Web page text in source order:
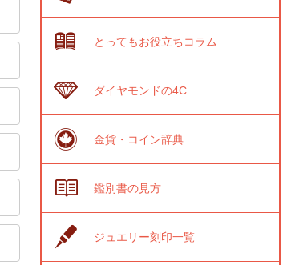
とってもお役立ちコラム
ダイヤモンドの4C
金貨・コイン辞典
鑑別書の見方
ジュエリー刻印一覧